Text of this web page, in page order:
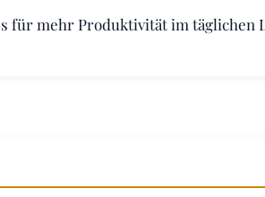
für mehr Produktivität im täglichen